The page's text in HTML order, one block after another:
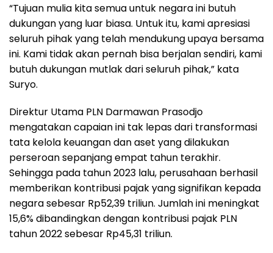
“Tujuan mulia kita semua untuk negara ini butuh
dukungan yang luar biasa. Untuk itu, kami apresiasi
seluruh pihak yang telah mendukung upaya bersama
ini. Kami tidak akan pernah bisa berjalan sendiri, kami
butuh dukungan mutlak dari seluruh pihak,” kata
Suryo.
Direktur Utama PLN Darmawan Prasodjo
mengatakan capaian ini tak lepas dari transformasi
tata kelola keuangan dan aset yang dilakukan
perseroan sepanjang empat tahun terakhir.
Sehingga pada tahun 2023 lalu, perusahaan berhasil
memberikan kontribusi pajak yang signifikan kepada
negara sebesar Rp52,39 triliun. Jumlah ini meningkat
15,6% dibandingkan dengan kontribusi pajak PLN
tahun 2022 sebesar Rp45,31 triliun.